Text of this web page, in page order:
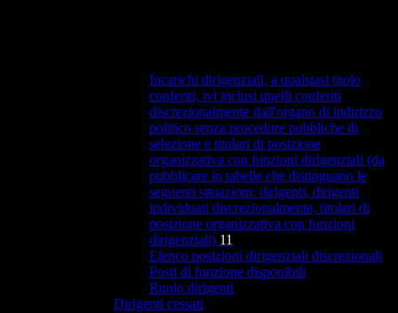
Incarichi dirigenziali, a qualsiasi titolo
conferiti, ivi inclusi quelli conferiti
discrezionalmente dall'organo di indirizzo
politico senza procedure pubbliche di
selezione e titolari di posizione
organizzativa con funzioni dirigenziali (da
pubblicare in tabelle che distinguano le
seguenti situazioni: dirigenti, dirigenti
individuati discrezionalmente, titolari di
posizione organizzativa con funzioni
dirigenziali) 11
Elenco posizioni dirigenziali discrezionali
Posti di funzione disponibili
Ruolo dirigenti
Dirigenti cessati